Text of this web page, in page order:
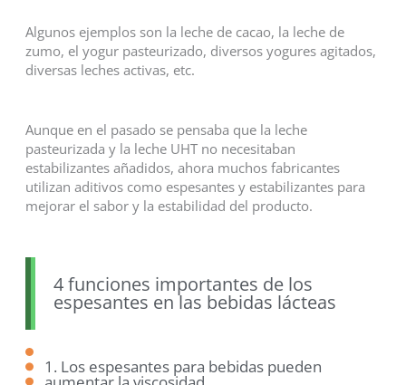
Algunos ejemplos son la leche de cacao, la leche de
zumo, el yogur pasteurizado, diversos yogures agitados,
diversas leches activas, etc.
Aunque en el pasado se pensaba que la leche
pasteurizada y la leche UHT no necesitaban
estabilizantes añadidos, ahora muchos fabricantes
utilizan aditivos como espesantes y estabilizantes para
mejorar el sabor y la estabilidad del producto.
4 funciones importantes de los
espesantes en las bebidas lácteas
1. Los espesantes para bebidas pueden